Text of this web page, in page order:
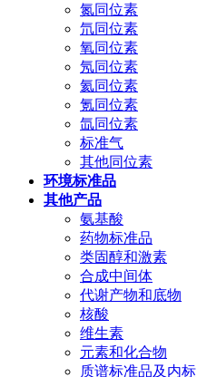
氮同位素
氘同位素
氧同位素
氖同位素
氦同位素
氪同位素
氙同位素
标准气
其他同位素
环境标准品
其他产品
氨基酸
药物标准品
类固醇和激素
合成中间体
代谢产物和底物
核酸
维生素
元素和化合物
质谱标准品及内标